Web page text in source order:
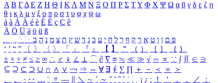
Α Β ΓΔ Ε Ζ Η Θ Ι ΚΛ Μ Ν Ξ Ο Π Ρ Σ ΤΥ Φ Χ Ψ Ω α β γ δ ε ζ η
θ ι κ λ μ ν ξ ο π ρ σ τ υ φ χ ψ ω
á à Á À é è É È ç Ç ê
Ä Ö Ü ä ö ü ß
ִֶֹ ֻּ ׁׂ פ ם ן ו ט א ר ק ף ך ל ח י ע כ ג ד ש ץ ת צ מ נ ה ב
‘ ’ “ ” 〔 〕 〈 〉 「 」 『 』 【 】 ＂ （ ） ［ ］ ｛ ｝
± × ÷ ≠ ≤ ≥ ∞ ∴ ♂ ♀ ∠ ⊥ ⌒ ∂ ∇ ≡ ≒ ≪ ≫ √ ∽ ∝ ∵ ∫ ∬ ∈ ∋
⊆ ⊇ ⊂ ⊃ ∪ ∩ ∧ ∨ ￢ ⇒ ⇔ ∀ ∃ ∮ ∑ ∏ ＋ － ＜ ＝
＞
、
。 · ‥ … ¨ 〃 ― ＼ ∼ ´ ～ ˇ ˘ ˝ ˚ ˙ ¸ ¡ ¿ ː ！ ＇ ， ． ／
：